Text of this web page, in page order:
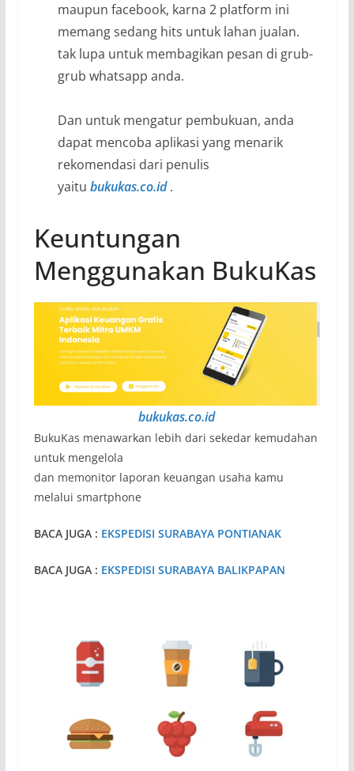
maupun facebook, karna 2 platform ini
memang sedang hits untuk lahan jualan.
tak lupa untuk membagikan pesan di grub-
grub whatsapp anda.
Dan untuk mengatur pembukuan, anda
dapat mencoba aplikasi yang menarik
rekomendasi dari penulis
yaitu bukukas.co.id.
Keuntungan
Menggunakan BukuKas
bukukas.co.id
BukuKas menawarkan lebih dari sekedar kemudahan
untuk mengelola
dan memonitor laporan keuangan usaha kamu
melalui smartphone
BACA JUGA : EKSPEDISI SURABAYA PONTIANAK
BACA JUGA : EKSPEDISI SURABAYA BALIKPAPAN